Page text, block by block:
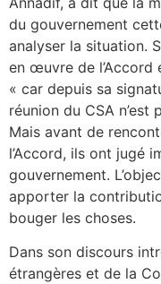
du gouvernement
analyser la situation.
en œuvre de l’Accord
« car depuis sa
réunion du CSA
Mais avant de
l’Accord, ils ont jugé
gouvernement.
apporter la
bouger les choses.
Dans son discours
étrangères et de la